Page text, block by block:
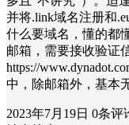
并将.link域名注册和
什么要域名，懂的都
邮箱，需要接收验证
https://
中，除邮箱外，基本
2023年7月19日 0条评